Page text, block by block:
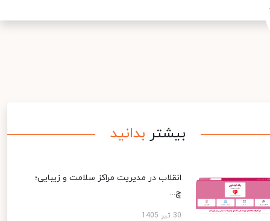
بیشتر بدانید
انقلاب در مدیریت مراکز سلامت و زیبایی؛
چ...
30 تیر 1405